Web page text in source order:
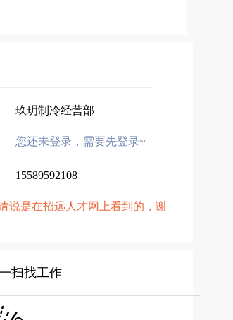
玖玥制冷经营部
您还未登录，需要先登录~
15589592108
说是在招远人才网上看到的，谢
扫找工作